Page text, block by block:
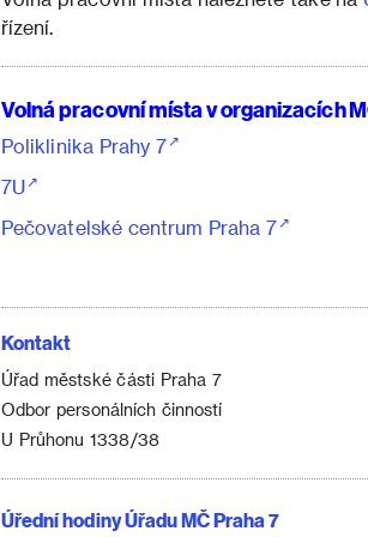
řízení.
Volná pracovní místa v organizacích
Poliklinika Prahy 7
7U
Pečovatelské centrum Praha 7
Kontakt
Úřad městské části Praha 7
Odbor personálních činností
U Průhonu 1338/38
Úřední hodiny Úřadu MČ Praha 7